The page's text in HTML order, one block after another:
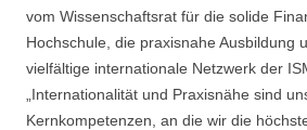
vom Wissenschaftsrat für die solide
Hochschule, die praxisnahe Ausbildung
vielfältige internationale Netzwerk der
„Internationalität und Praxisnähe sind
Kernkompetenzen, an die wir die